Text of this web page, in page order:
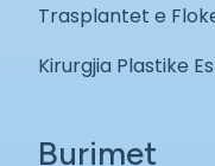
Trasplantet e
Kirurgjia Plastike
Burimet